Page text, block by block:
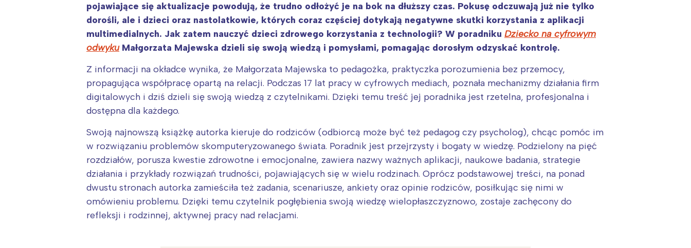
pojawiające się aktualizacje powodują, że trudno odłożyć je na bok na dłuższy czas. Pokusę odczuwają już nie tylko
dorośli, ale i dzieci oraz nastolatkowie, których coraz częściej dotykają negatywne skutki korzystania z aplikacji
multimedialnych. Jak zatem nauczyć dzieci zdrowego korzystania z technologii? W poradniku Dziecko na cyfrowym
odwykuMałgorzata Majewska dzieli się swoją wiedzą i pomysłami, pomagając dorosłym odzyskać kontrolę.
Z informacji na okładce wynika, że Małgorzata Majewska to pedagożka, praktyczka porozumienia bez przemocy,
propagująca współpracę opartą na relacji. Podczas 17 lat pracy w cyfrowych mediach, poznała mechanizmy działania firm
digitalowych i dziś dzieli się swoją wiedzą z czytelnikami. Dzięki temu treść jej poradnika jest rzetelna, profesjonalna i
dostępna dla każdego.
Swoją najnowszą książkę autorka kieruje do rodziców (odbiorcą może być też pedagog czy psycholog), chcąc pomóc im
w rozwiązaniu problemów skomputeryzowanego świata. Poradnik jest przejrzysty i bogaty w wiedzę. Podzielony na pięć
rozdziałów, porusza kwestie zdrowotne i emocjonalne, zawiera nazwy ważnych aplikacji, naukowe badania, strategie
działania i przykłady rozwiązań trudności, pojawiających się w wielu rodzinach. Oprócz podstawowej treści, na ponad
dwustu stronach autorka zamieściła też zadania, scenariusze, ankiety oraz opinie rodziców, posiłkując się nimi w
omówieniu problemu. Dzięki temu czytelnik pogłębienia swoją wiedzę wielopłaszczyznowo, zostaje zachęcony do
refleksji i rodzinnej, aktywnej pracy nad relacjami.